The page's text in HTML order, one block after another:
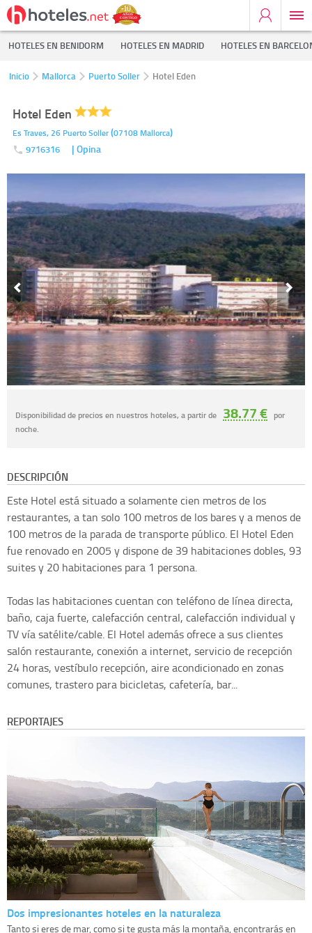
HOTELES EN BENIDORM HOTELES EN MADRID HOTELES EN
Inicio Mallorca Puerto Soller Hotel Eden
Hotel Eden
Es Traves, 26 Puerto Soller(07108 Mallorca)
9716316 | Opina
Disponibilidad de precios en nuestros hoteles, a partir de 38.77 € por
noche.
DESCRIPCIÓN
Este Hotel está situado a solamente cien metros de los
restaurantes, a tan solo 100 metros de los bares y a menos de
100 metros de la parada de transporte público. El Hotel Eden
fue renovado en 2005 y dispone de 39 habitaciones dobles, 93
suites y 20 habitaciones para 1 persona.
Todas las habitaciones cuentan con teléfono de línea directa,
baño, caja fuerte, calefacción central, calefacción individual y
TV vía satélite/cable. El Hotel además ofrece a sus clientes
salón restaurante, conexión a internet, servicio de recepción
24 horas, vestíbulo recepción, aire acondicionado en zonas
comunes, trastero para bicicletas, cafetería, bar...
REPORTAJES
Dos impresionantes hoteles en la naturaleza
Tanto si eres de mar, como si te gusta más la montaña, encontrarás en